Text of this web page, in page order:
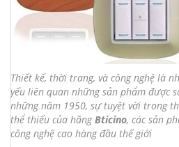
Thiết kế, thời trang, và công nghệ là
yếu liên quan những sản phẩm được
những năm 1950, sự tuyệt vời trong
thể thiếu của hãngBticino, các sản
công nghệ cao hàng đầu thế giới